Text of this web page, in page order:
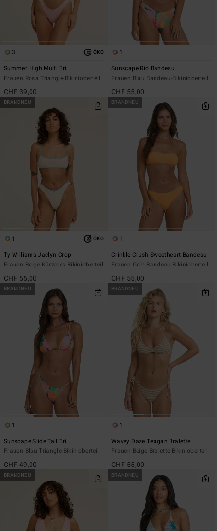
3 ÖKO
Summer High Multi Tri
Frauen Rosa Triangle-Bikinioberteil
CHF 39,00
1
Sunscape Rio Bandeau
Frauen Blau Bandeau-Bikinioberteil
CHF 55,00
BRANDNEU
1 ÖKO
Ty Williams Jaclyn Crop
Frauen Beige Kürzeres Bikinioberteil
CHF 55,00
BRANDNEU
1
Crinkle Crush Sweetheart Bandeau
Frauen Gelb Bandeau-Bikinioberteil
CHF 55,00
BRANDNEU
1
Sunscape Slide Tall Tri
Frauen Blau Triangle-Bikinioberteil
CHF 49,00
BRANDNEU
1
Wavey Daze Teagan Bralette
Frauen Beige Bralette-Bikinioberteil
CHF 55,00
BRANDNEU BRANDNEU